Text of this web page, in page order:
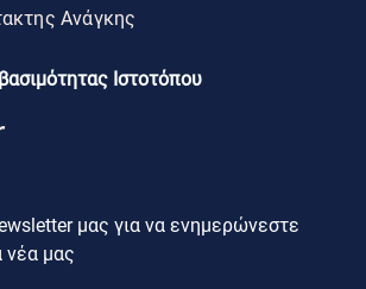
Ανάγκης
Ιστοτόπου
μας για να ενημερώνεστε
νέα μας